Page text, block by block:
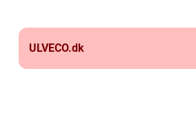
ULVECO.dk